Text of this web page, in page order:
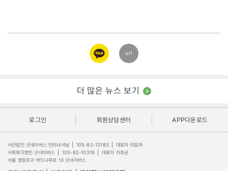
카카오
링크
url
더 많은 뉴스 보기
로그인 회원상담센터 APP다운로드
사단법인 굿네이버스 인터내셔날 105-82-13183
대표자 이일하
사회복지법인 굿네이버스
105-82-10319
대표자 이호균
서울 영등포구 버드나루로 13 굿네이버스